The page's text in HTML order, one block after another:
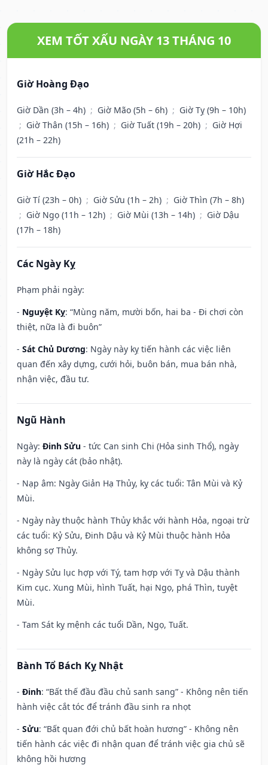
XEM TỐT XẤU NGÀY 13 THÁNG 10
Giờ Hoàng Đạo
Giờ Dần (3h – 4h) ; Giờ Mão (5h – 6h) ; Giờ Tỵ (9h – 10h)
; Giờ Thân (15h – 16h) ; Giờ Tuất (19h – 20h) ; Giờ Hợi
(21h – 22h)
Giờ Hắc Đạo
Giờ Tí (23h – 0h) ; Giờ Sửu (1h – 2h) ; Giờ Thìn (7h – 8h)
; Giờ Ngọ (11h – 12h) ; Giờ Mùi (13h – 14h) ; Giờ Dậu
(17h – 18h)
Các Ngày Kỵ
Phạm phải ngày:
- Nguyệt Kỵ: “Mùng năm, mười bốn, hai ba - Đi chơi còn
thiệt, nữa là đi buôn”
- Sát Chủ Dương: Ngày này kỵ tiến hành các việc liên
quan đến xây dựng, cưới hỏi, buôn bán, mua bán nhà,
nhận việc, đầu tư.
Ngũ Hành
Ngày: Đinh Sửu - tức Can sinh Chi (Hỏa sinh Thổ), ngày
này là ngày cát (bảo nhật).
- Nạp âm: Ngày Giản Hạ Thủy, kỵ các tuổi: Tân Mùi và Kỷ
Mùi.
- Ngày này thuộc hành Thủy khắc với hành Hỏa, ngoại trừ
các tuổi: Kỷ Sửu, Đinh Dậu và Kỷ Mùi thuộc hành Hỏa
không sợ Thủy.
- Ngày Sửu lục hợp với Tý, tam hợp với Tỵ và Dậu thành
Kim cục. Xung Mùi, hình Tuất, hại Ngọ, phá Thìn, tuyệt
Mùi.
- Tam Sát kỵ mệnh các tuổi Dần, Ngọ, Tuất.
Bành Tổ Bách Kỵ Nhật
- Đinh: “Bất thế đầu đầu chủ sanh sang” - Không nên tiến
hành việc cắt tóc để tránh đầu sinh ra nhọt
- Sửu: “Bất quan đới chủ bất hoàn hương” - Không nên
tiến hành các việc đi nhận quan để tránh việc gia chủ sẽ
không hồi hương